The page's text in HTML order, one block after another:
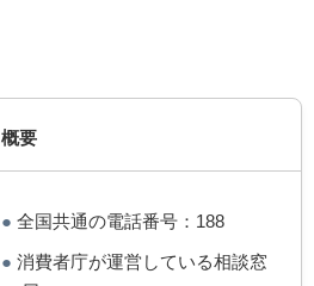
概要
● 全国共通の電話番号：188
● 消費者庁が運営している相談窓